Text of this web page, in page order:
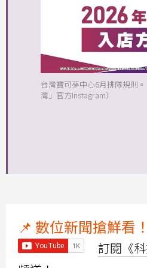
台灣寶可夢中心6月排隊規則
灣」官方Instagram）
📌 數位新聞搶鮮看！
訂閱《